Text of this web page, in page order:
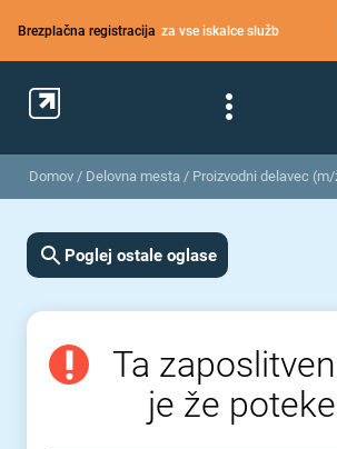
Brezplačna registracija za vse iskalce služb
Domov / Delovna mesta / Proizvodni delavec (m/
Poglej ostale oglase
Ta
je že